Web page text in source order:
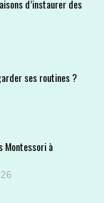
d’instaurer des
ses routines ?
Montessori à